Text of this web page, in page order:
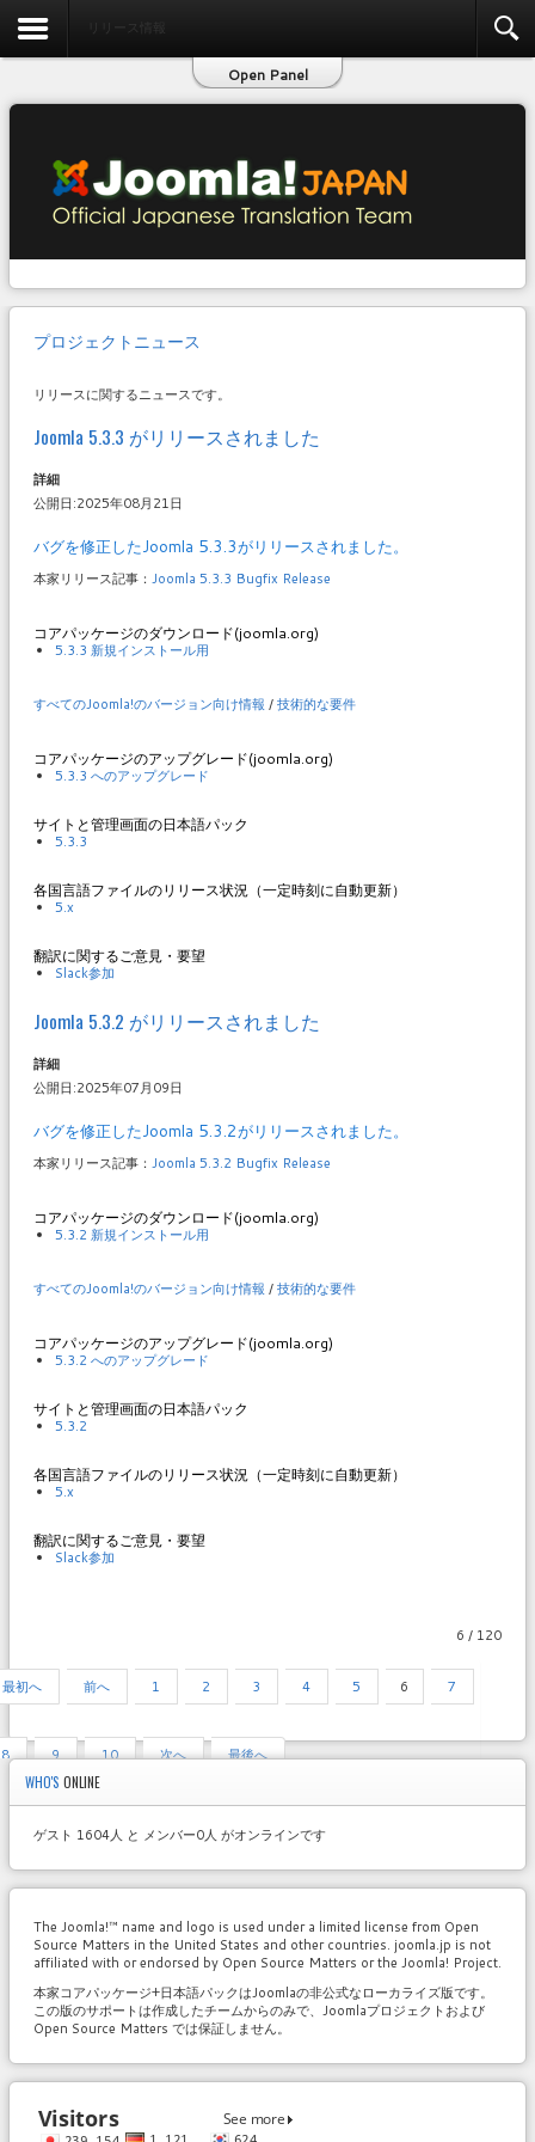
Open Panel
プロジェクトニュース
リリースに関するニュースです。
Joomla 5.3.3 がリリースされました
詳細
公開日:2025年08月21日
バグを修正したJoomla 5.3.3がリリースされました。
本家リリース記事： Joomla 5.3.3 Bugfix Release
コアパッケージのダウンロード(joomla.org)
5.3.3 新規インストール用
すべてのJoomla!のバージョン向け情報 /技術的な要件
コアパッケージのアップグレード(joomla.org)
5.3.3 へのアップグレード
サイトと管理画面の日本語パック
5.3.3
各国言語ファイルのリリース状況（一定時刻に自動更新）
5.x
翻訳に関するご意見・要望
Slack参加
Joomla 5.3.2 がリリースされました
詳細
公開日:2025年07月09日
バグを修正したJoomla 5.3.2がリリースされました。
本家リリース記事： Joomla 5.3.2 Bugfix Release
コアパッケージのダウンロード(joomla.org)
5.3.2 新規インストール用
すべてのJoomla!のバージョン向け情報 /技術的な要件
コアパッケージのアップグレード(joomla.org)
5.3.2 へのアップグレード
サイトと管理画面の日本語パック
5.3.2
各国言語ファイルのリリース状況（一定時刻に自動更新）
5.x
翻訳に関するご意見・要望
Slack参加
6 / 120
最初へ 前へ 1 2 3 4 5 6 7
8 9 10 次へ
最後へ
WHO'S ONLINE
ゲスト 1604人 と メンバー0人 がオンラインです
The Joomla!™ name and logo is used under a limited license from Open
Source Matters in the United States and other countries. joomla.jp is not
affiliated with or endorsed by Open Source Matters or the Joomla! Project.
本家コアパッケージ+日本語パックはJoomlaの非公式なローカライズ版です。
この版のサポートは作成したチームからのみで、Joomlaプロジェクトおよび
Open Source Matters では保証しません。